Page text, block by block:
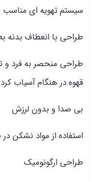
سیستم تهویه‌ ای
طراحی با انعطاف بدنه به
طراحی منحصر به فرد و
قهوه در هنگام آسیاب
بی صدا و بدون لرزش
استفاده از مواد نشکن در
طراحی ارگونومیک